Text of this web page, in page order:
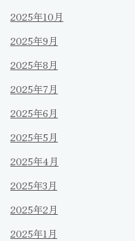
2025年10月
2025年9月
2025年8月
2025年7月
2025年6月
2025年5月
2025年4月
2025年3月
2025年2月
2025年1月